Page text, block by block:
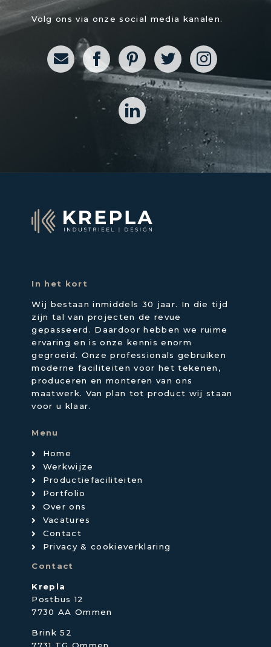
Volg ons via onze social media kanalen.
In het kort
Wij bestaan inmiddels 30 jaar. In die tijd
zijn tal van projecten de revue
gepasseerd. Daardoor hebben we ruime
ervaring en is onze kennis enorm
gegroeid. Onze professionals gebruiken
moderne faciliteiten voor het tekenen,
produceren en monteren van ons
maatwerk. Van plan tot product wij staan
voor u klaar.
Menu
Home
Werkwijze
Productiefaciliteiten
Portfolio
Over ons
Vacatures
Contact
Privacy & cookieverklaring
Contact
Krepla
Postbus 12
7730 AA Ommen
Brink 52